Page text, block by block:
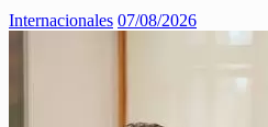
Internacionales 07/08/2026